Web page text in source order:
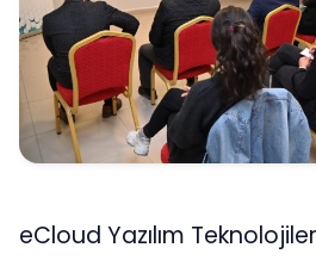
eCloud Yazılım